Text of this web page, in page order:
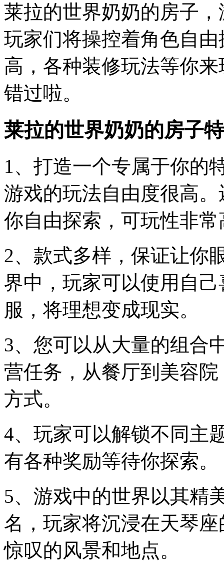
莱拉的世界奶奶的房子
玩家们将操控着角色自
高，各种装修玩法等你
错过啦。
莱拉的世界奶奶的房子
1、打造一个专属于你的
游戏的玩法自由度很高
你自由探索，可玩性非常
2、款式多样，保证让你
界中，玩家可以使用自
服，将理想变成现实。
3、您可以从大量的组合
营任务，从餐厅到美容
方式。
4、玩家可以解锁不同主
有各种奖励等待你探索。
5、游戏中的世界以其精
名，玩家将沉浸在天琴
惊叹的风景和地点。